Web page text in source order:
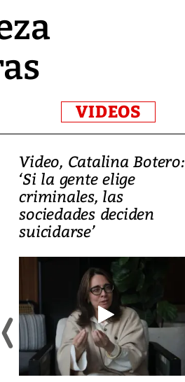
VIDEOS
Video, Catalina Botero:
‘Si la gente elige
criminales, las
sociedades deciden
suicidarse’